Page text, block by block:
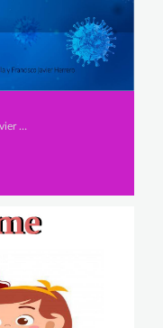
Secundaria, Eva Salas Botella, Francisco Javier Gallego Herrero y Mia Julieta Colque Mancilla